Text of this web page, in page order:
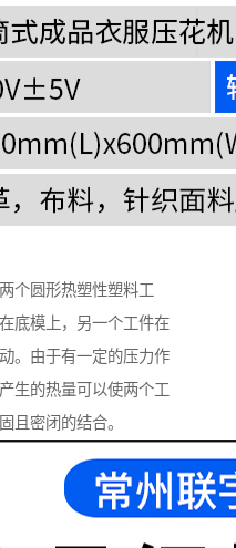
个圆形热塑性塑料工
底模上，另一个工件在
。由于有一定的压力作
生的热量可以使两个工
且密闭的结合。